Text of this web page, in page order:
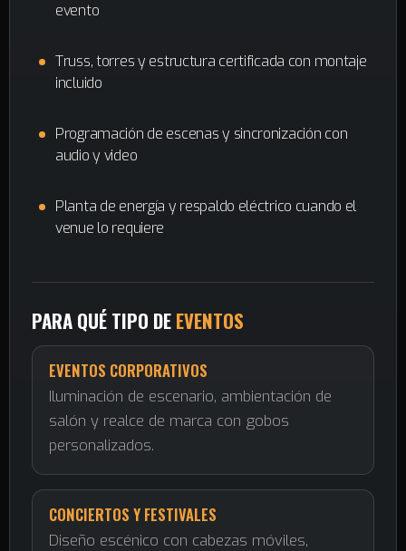
evento
Truss, torres y estructura certificada con montaje
incluido
Programación de escenas y sincronización con
audio y video
Planta de energía y respaldo eléctrico cuando el
venue lo requiere
PARA QUÉ TIPO DEEVENTOS
EVENTOS CORPORATIVOS
Iluminación de escenario, ambientación de
salón y realce de marca con gobos
personalizados.
CONCIERTOS Y FESTIVALES
Diseño escénico con cabezas móviles,